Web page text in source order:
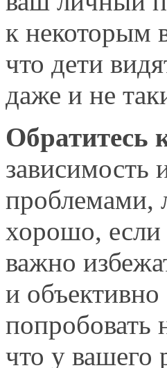
к некоторым
что дети
даже и не
Обратитесь
зависимость
проблемами,
хорошо, если
важно
и объективно
попробовать
что у вашего